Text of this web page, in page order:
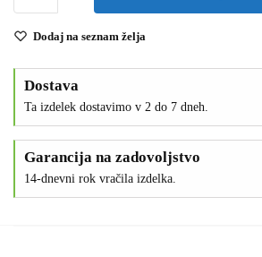
Dodaj na seznam želja
Dostava
Ta izdelek dostavimo v 2 do 7 dneh.
Garancija na zadovoljstvo
14-dnevni rok vračila izdelka.